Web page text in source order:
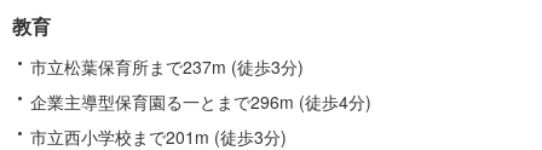
教育
市立松葉保育所まで237m (徒歩3分)
企業主導型保育園る一とまで296m (徒歩4分)
市立西小学校まで201m (徒歩3分)